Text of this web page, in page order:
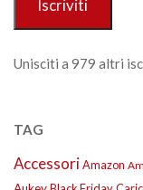
Iscriviti
Unisciti a 979 altri
TAG
AccessoriAmazon